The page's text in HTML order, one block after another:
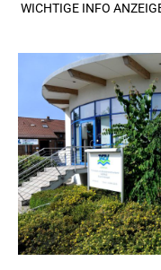
WICHTIGE INFO